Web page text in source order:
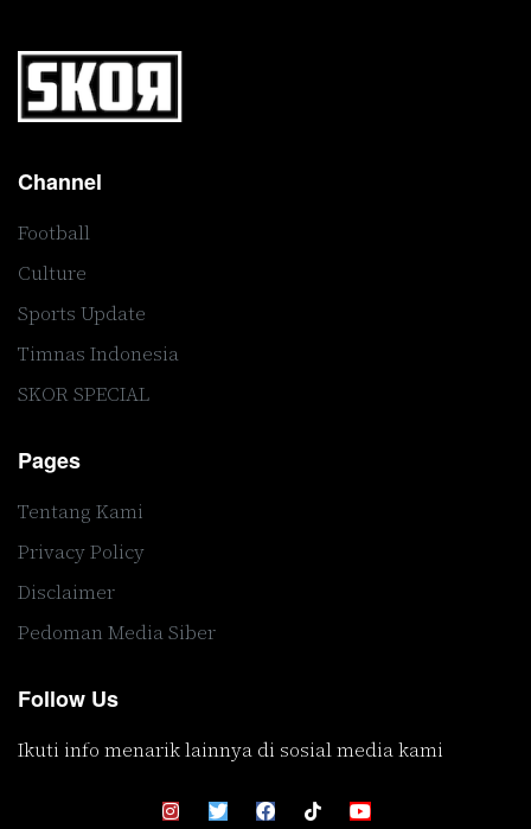
Channel
Football
Culture
Sports Update
Timnas Indonesia
SKOR SPECIAL
Pages
Tentang Kami
Privacy Policy
Disclaimer
Pedoman Media Siber
Follow Us
Ikuti info menarik lainnya di sosial media kami